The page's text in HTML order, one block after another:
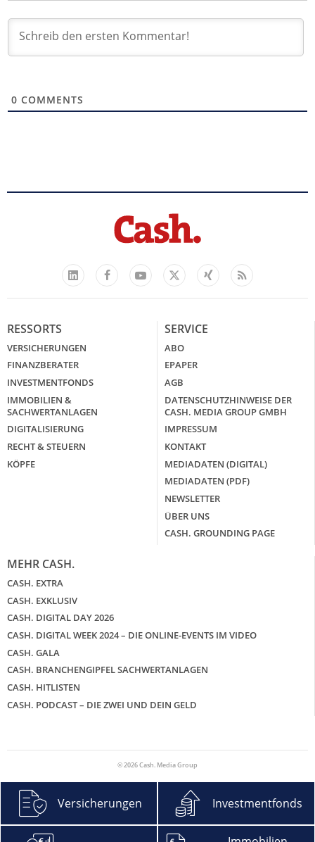
0 COMMENTS
LinkedIn
FacebookYouTube
X
Xing Feed
RESSORTS
VERSICHERUNGEN
FINANZBERATER
INVESTMENTFONDS
IMMOBILIEN &
SACHWERTANLAGEN
DIGITALISIERUNG
RECHT & STEUERN
KÖPFE
SERVICE
ABO
EPAPER
AGB
DATENSCHUTZHINWEISE DER
CASH. MEDIA GROUP GMBH
IMPRESSUM
KONTAKT
MEDIADATEN (DIGITAL)
MEDIADATEN (PDF)
NEWSLETTER
ÜBER UNS
CASH. GROUNDING PAGE
MEHR CASH.
CASH. EXTRA
CASH. EXKLUSIV
CASH. DIGITAL DAY 2026
CASH. DIGITAL WEEK 2024 – DIE ONLINE-EVENTS IM VIDEO
CASH. GALA
CASH. BRANCHENGIPFEL SACHWERTANLAGEN
CASH. HITLISTEN
CASH. PODCAST – DIE ZWEI UND DEIN GELD
© 2026 Cash. Media Group
Versicherungen Investmentfonds